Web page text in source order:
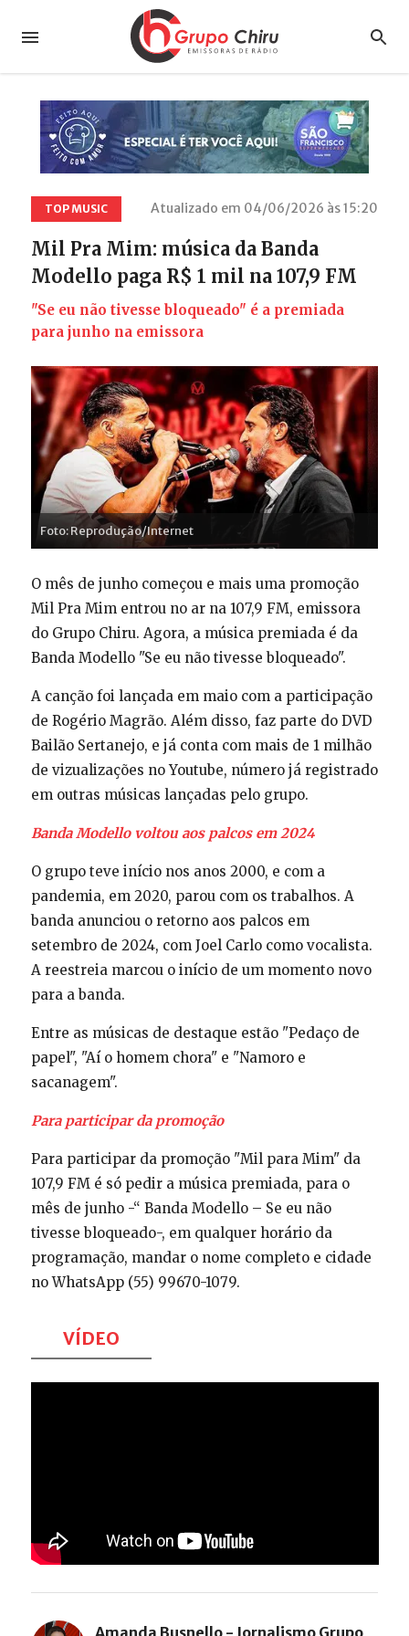
TOP MUSIC Atualizado em 04/06/2026 às 15:20
Mil Pra Mim: música da Banda
Modello paga R$ 1 mil na 107,9 FM
"Se eu não tivesse bloqueado" é a premiada
para junho na emissora
Foto: Reprodução/Internet
O mês de junho começou e mais uma promoção
Mil Pra Mim entrou no ar na 107,9 FM, emissora
do Grupo Chiru. Agora, a música premiada é da
Banda Modello "Se eu não tivesse bloqueado".
A canção foi lançada em maio com a participação
de Rogério Magrão. Além disso, faz parte do DVD
Bailão Sertanejo, e já conta com mais de 1 milhão
de vizualizações no Youtube, número já registrado
em outras músicas lançadas pelo grupo.
Banda Modello voltou aos palcos em 2024
O grupo teve início nos anos 2000, e com a
pandemia, em 2020, parou com os trabalhos. A
banda anunciou o retorno aos palcos em
setembro de 2024, com Joel Carlo como vocalista.
A reestreia marcou o início de um momento novo
para a banda.
Entre as músicas de destaque estão "Pedaço de
papel", "Aí o homem chora" e "Namoro e
sacanagem".
Para participar da promoção
Para participar da promoção "Mil para Mim" da
107,9 FM é só pedir a música premiada, para o
mês de junho -“ Banda Modello – Se eu não
tivesse bloqueado-, em qualquer horário da
programação, mandar o nome completo e cidade
no WhatsApp (55) 99670-1079.
VÍDEO
Amanda Busnello - Jornalismo Grupo